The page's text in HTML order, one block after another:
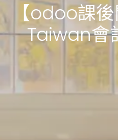
【odoo課
Taiwan會